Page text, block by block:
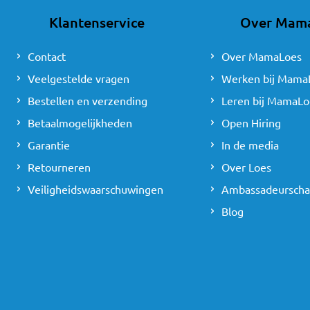
is dat bij dit type
achterwaarts kunt
Waarom
De autostoeltjes in
vanaf dat moment
of zij toch voldoende
je kan hem namelijk
Checklist
Voor je de overstap
de gaten, want te
Klantenservice
Contact
Veelgestelde vragen
Bestellen en verzending
Betaalmogelijkheden
Garantie
Retourneren
Veiligheidswaarschuwingen
Over
Over MamaLoes
Werken bij
Leren bij
Open Hiring
In de media
Over Loes
Blog